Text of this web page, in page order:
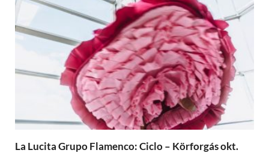
La Lucita Grupo Flamenco: Ciclo – Körforgás okt.